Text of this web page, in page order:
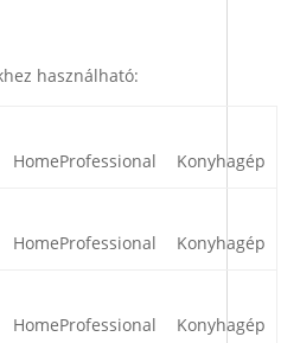
használható:
HomeProfessional Konyhagép
HomeProfessional Konyhagép
HomeProfessional Konyhagép